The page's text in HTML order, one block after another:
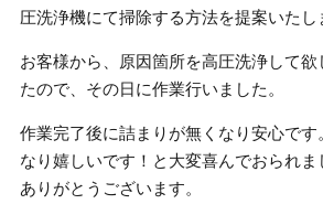
圧洗浄機にて掃除する方法を提案いたし
お客様から、原因箇所を高圧洗浄して欲
たので、その日に作業行いました。
作業完了後に詰まりが無くなり安心です
なり嬉しいです！と大変喜んでおられま
ありがとうございます。